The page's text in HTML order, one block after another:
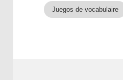
Juegos de vocabulaire